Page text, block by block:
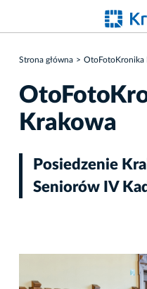
Strona główna OtoFotoKronika
Krakowa
Posiedzenie
Seniorów IV